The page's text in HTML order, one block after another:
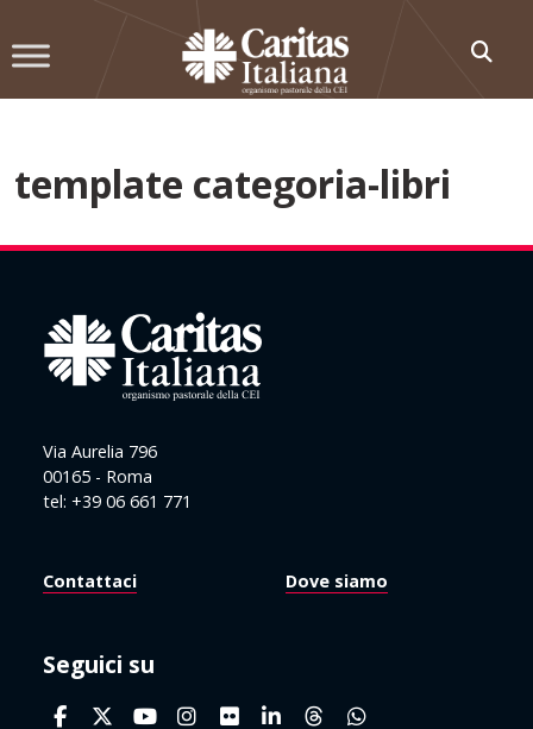
to
template categoria-libri
Via Aurelia 796
00165 - Roma
tel: +39 06 661 771
Contattaci Dove siamo
Seguici su